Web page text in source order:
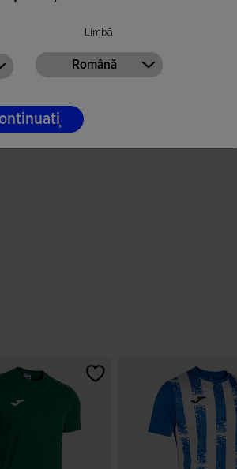
Limbă
Română